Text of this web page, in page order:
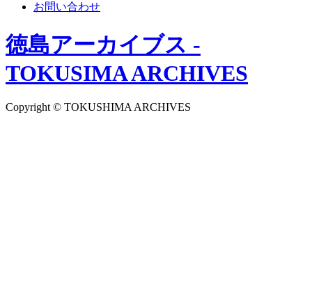
お問い合わせ
徳島アーカイブス -
TOKUSIMA ARCHIVES
Copyright © TOKUSHIMA ARCHIVES